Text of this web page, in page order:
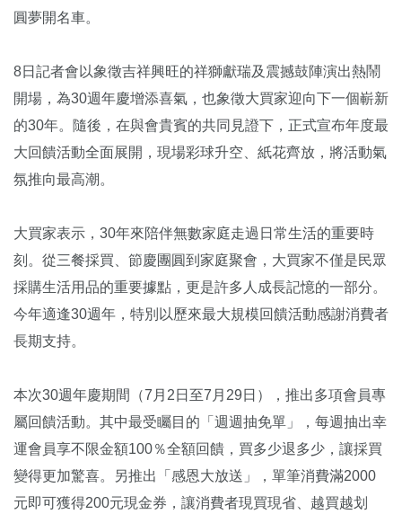
圓夢開名車。
8日記者會以象徵吉祥興旺的祥獅獻瑞及震撼鼓陣演出熱鬧
開場，為30週年慶增添喜氣，也象徵大買家迎向下一個嶄新
的30年。隨後，在與會貴賓的共同見證下，正式宣布年度最
大回饋活動全面展開，現場彩球升空、紙花齊放，將活動氣
氛推向最高潮。
大買家表示，30年來陪伴無數家庭走過日常生活的重要時
刻。從三餐採買、節慶團圓到家庭聚會，大買家不僅是民眾
採購生活用品的重要據點，更是許多人成長記憶的一部分。
今年適逢30週年，特別以歷來最大規模回饋活動感謝消費者
長期支持。
本次30週年慶期間（7月2日至7月29日），推出多項會員專
屬回饋活動。其中最受矚目的「週週抽免單」，每週抽出幸
運會員享不限金額100％全額回饋，買多少退多少，讓採買
變得更加驚喜。另推出「感恩大放送」，單筆消費滿2000
元即可獲得200元現金券，讓消費者現買現省、越買越划